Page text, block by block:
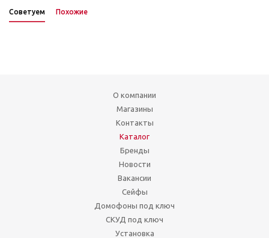
Советуем Похожие
О компании
Магазины
Контакты
Каталог
Бренды
Новости
Вакансии
Сейфы
Домофоны под ключ
СКУД под ключ
Установка